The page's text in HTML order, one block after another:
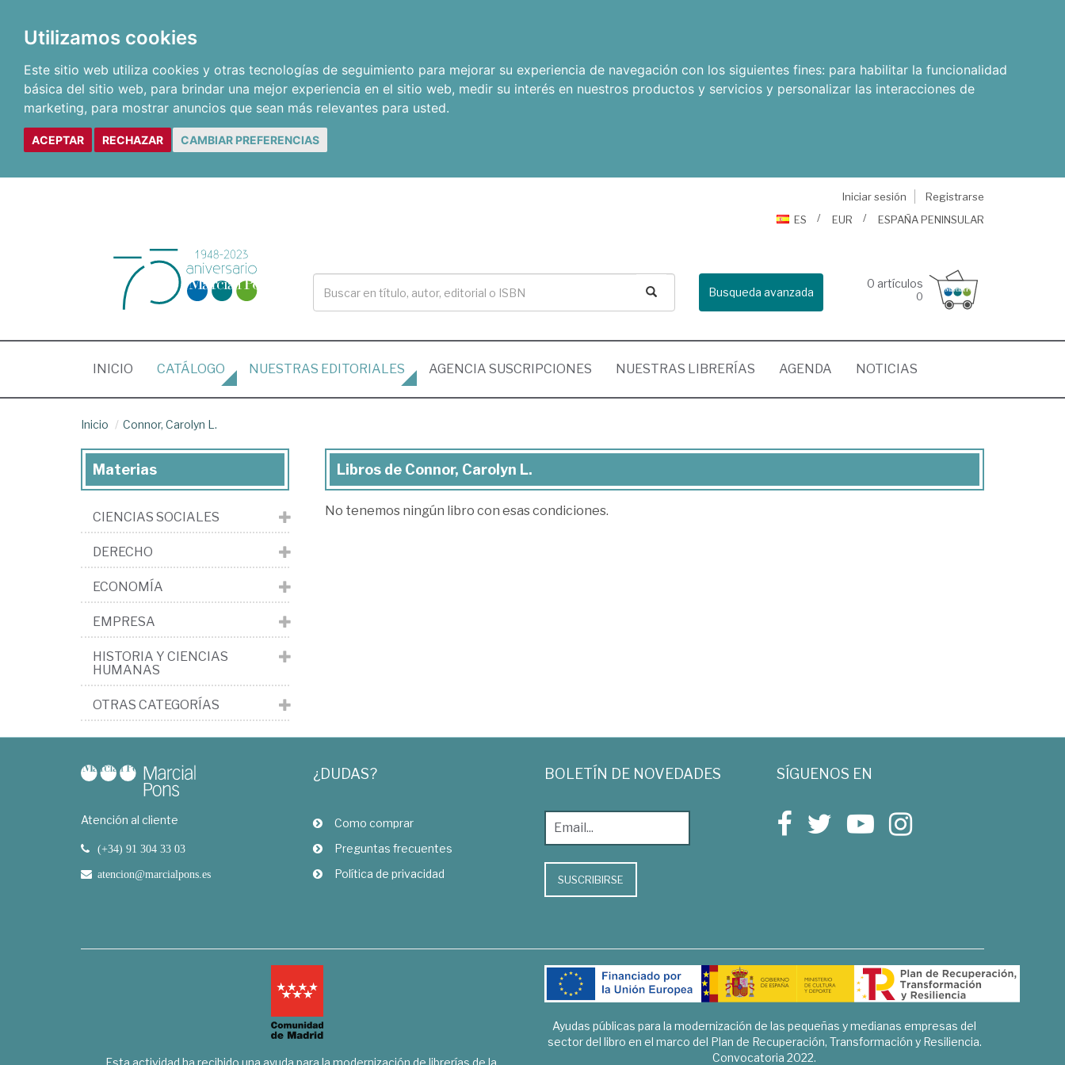
Utilizamos cookies
Este sitio web utiliza cookies y otras tecnologías de seguimiento para mejorar su experiencia de navegación con los siguientes fines: para habilitar la funcionalidad
básica del sitio web, para brindar una mejor experiencia en el sitio web, medir su interés en nuestros productos y servicios y personalizar las interacciones de
marketing, para mostrar anuncios que sean más relevantes para usted.
ACEPTAR RECHAZAR CAMBIAR PREFERENCIAS
Iniciar sesión
Registrarse
ES
EUR ESPAÑA PENINSULAR
Busqueda avanzada
0 artículos
0
INICIO (CURRENT)
CATÁLOGO NUESTRAS EDITORIALES AGENCIA SUSCRIPCIONES NUESTRAS LIBRERÍAS AGENDA NOTICIAS
Inicio Connor, Carolyn L.
Libros
de
Libros de Connor, Carolyn L.
No tenemos ningún libro con esas condiciones.
Materias
CIENCIAS SOCIALES
DERECHO
ECONOMÍA
EMPRESA
HISTORIA Y CIENCIAS
HUMANAS
OTRAS CATEGORÍAS
Atención al cliente
(+34) 91 304 33 03
atencion@marcialpons.es
¿DUDAS?
Como comprar
Preguntas frecuentes
Política de privacidad
BOLETÍN DE NOVEDADES
SUSCRIBIRSE
SÍGUENOS EN
Ayudas públicas para la modernización de las pequeñas y medianas empresas del
sector del libro en el marco del Plan de Recuperación, Transformación y Resiliencia.
Convocatoria 2022.